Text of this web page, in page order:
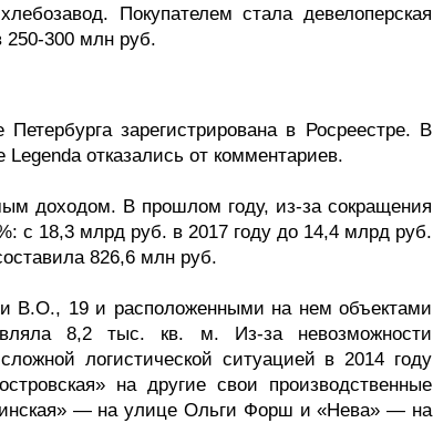
Покупателем стала девелоперская
250-300 млн руб.
зарегистрирована в Росреестре. В
отказались от комментариев.
доходом. В прошлом году, из-за сокращения
с 18,3 млрд руб. в 2017 году до 14,4 млрд руб.
826,6 млн руб.
В.О., 19 и расположенными на нем объектами
8,2 тыс. кв. м. Из-за невозможности
логистической ситуацией в 2014 году
на другие свои производственные
— на улице Ольги Форш и «Нева» — на